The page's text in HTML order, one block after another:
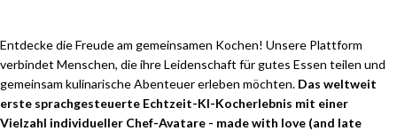
Entdecke die Freude am gemeinsamen Kochen! Unsere Plattform
verbindet Menschen, die ihre Leidenschaft für gutes Essen teilen und
gemeinsam kulinarische Abenteuer erleben möchten. Das weltweit
erste sprachgesteuerte Echtzeit-KI-Kocherlebnis mit einer
Vielzahl individueller Chef-Avatare - made with love (and late